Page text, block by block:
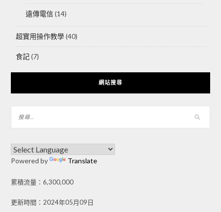
遠傳電信(14)
超實用操作教學(40)
食記(7)
網站搜尋
Powered by Translate
累積流量：6,300,000
更新時間：2024年05月09日